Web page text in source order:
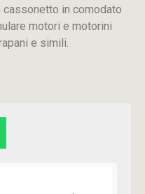
in comodato
motori e motorini
e simili.